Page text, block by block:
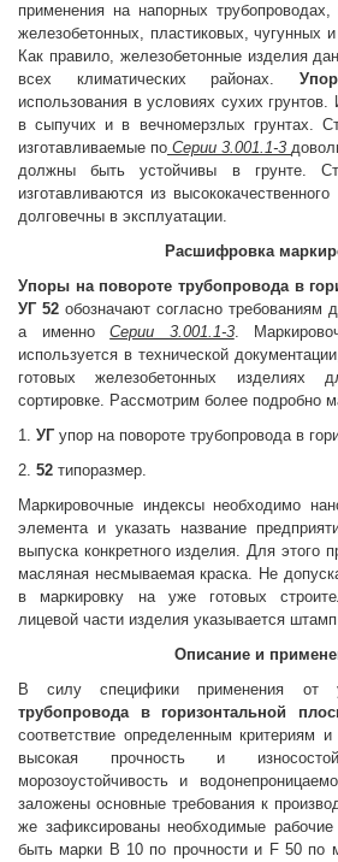
применения на напорных трубопроводах,
железобетонных, пластиковых, чугунных
Как правило, железобетонные изделия
всех климатических районах.
использования в условиях сухих
в сыпучих и в вечномерзлых грунтах.
изготавливаемые по Серии 3.001.1-3
должны быть устойчивы в грунте.
изготавливаются из
долговечны в эксплуатации.
Расшифровка
Упоры на повороте трубопровода в
УГ 52 обозначают согласно требованиям
а именноСерии 3.001.1-3.
используется в технической
готовых железобетонных
сортировке. Рассмотрим более подробно
1. УГ упор на повороте трубопровода в
2. 52 типоразмер.
Маркировочные индексы необходимо
элемента и указать название
выпуска конкретного изделия. Для этого
масляная несмываемая краска. Не
в маркировку на уже готовых
лицевой части изделия указывается
Описание и
В силу специфики применения от
трубопровода в горизонтальной
соответствие определенным критериям
высокая прочность и
морозоустойчивость и
заложены основные требования к
же зафиксированы необходимые
быть марки B 10 по прочности и F 50 по